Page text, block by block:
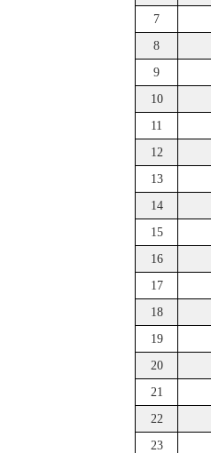
7
8
9
10
11
12
13
14
15
16
17
18
19
20
21
22
23